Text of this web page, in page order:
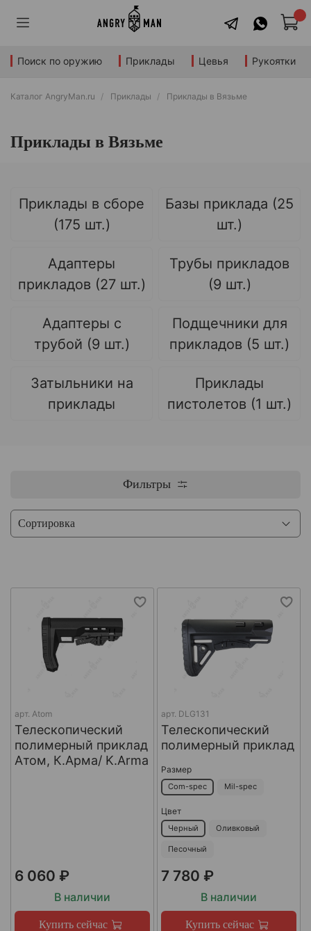
Поиск по оружию Приклады Цевья Рукоятки
Каталог AngryMan.ru Приклады Приклады в Вязьме
Приклады в Вязьме
Приклады в сборе
(175 шт.)
Базы приклада (25
шт.)
Адаптеры
прикладов (27 шт.)
Трубы прикладов
(9 шт.)
Адаптеры с
трубой (9 шт.)
Подщечники для
прикладов (5 шт.)
Затыльники на
приклады
Приклады
пистолетов (1 шт.)
Фильтры
арт. Atom
Телескопический
полимерный приклад
Атом, К.Арма/ K.Arma
6 060 ₽
В наличии
Купить сейчас
арт. DLG131
Телескопический
полимерный приклад
Размер
Com-spec Mil-spec
Цвет
Черный Оливковый
Песочный
7 780 ₽
В наличии
Купить сейчас